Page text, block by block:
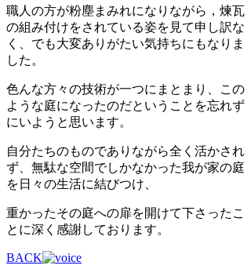
職人の方が粉塵まみれになりながら，煉瓦
の組み付けをされている姿を見て申し訳な
く、でも大変ありがたい気持ちにもなりま
した。
色んな方々の技術が一つにまとまり、この
ような庭になったのだということを忘れず
にいようと思います。
自分たちのものでありながら全く活かされ
ず、無駄な空間でしかなかった我が家の庭
を日々の生活に結びつけ、
重かったその庭への扉を開けて下さったこ
とに深く感謝しております。
BACK